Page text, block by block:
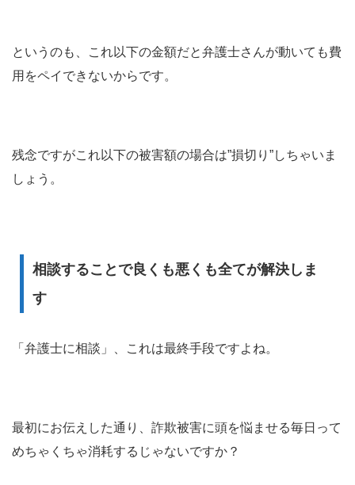
というのも、これ以下の金額だと弁護士さんが動いても費
用をペイできないからです。
残念ですがこれ以下の被害額の場合は”損切り”しちゃいま
しょう。
相談することで良くも悪くも全てが解決しま
す
「弁護士に相談」、これは最終手段ですよね。
最初にお伝えした通り、詐欺被害に頭を悩ませる毎日って
めちゃくちゃ消耗するじゃないですか？